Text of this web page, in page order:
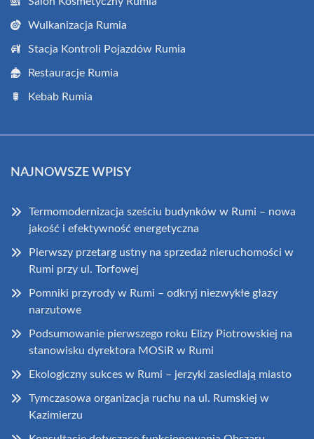
Wulkanizacja Rumia
Stacja Kontroli Pojazdów Rumia
Restauracje Rumia
Kebab Rumia
NAJNOWSZE WPISY
Termomodernizacja sześciu budynków w Rumi – nowa
jakość i efektywność energetyczna
Pierwszy przetarg ustny na sprzedaż nieruchomości w
Rumi przy ul. Torfowej
Pomniki przyrody w Rumi – odkryj niezwykłe głazy
narzutowe
Podsumowanie pierwszego roku Elizy Piotrowskiej na
stanowisku dyrektora MOSiR w Rumi
Ekologiczny sukces w Rumi – jerzyki zasiedlają miasto
Tymczasowa organizacja ruchu na ul. Rumskiej w
Kazimierzu